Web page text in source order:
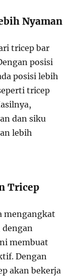
Nyaman
tricep bar
posisi
posisi lebih
tricep
dan siku
lebih
Tricep
mengangkat
dengan
membuat
Dengan
akan bekerja